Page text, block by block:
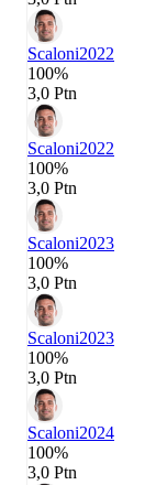
Scaloni2022
100%
3,0 Ptn
Scaloni2022
100%
3,0 Ptn
Scaloni2023
100%
3,0 Ptn
Scaloni2023
100%
3,0 Ptn
Scaloni2024
100%
3,0 Ptn